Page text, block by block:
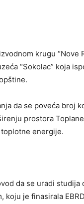
krugu
“Sokolac” koja
da se poveća broj
prostora
energije.
da se uradi
koju je finasirala